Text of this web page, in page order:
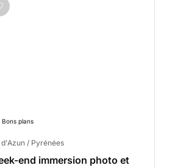
Bons plans
d'Azun / Pyrénées
end immersion photo et